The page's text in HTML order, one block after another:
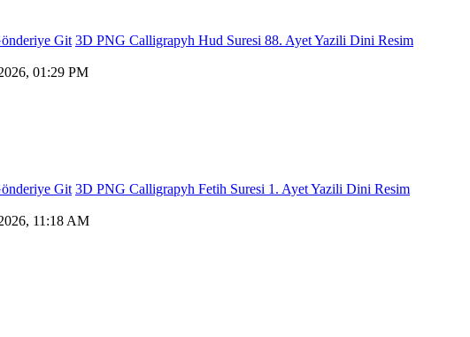
3D PNG Calligrapyh Hud Suresi 88. Ayet Yazili Dini Resim
01:29 PM
3D PNG Calligrapyh Fetih Suresi 1. Ayet Yazili Dini Resim
11:18 AM